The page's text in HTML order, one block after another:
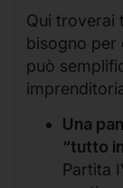
Qui troverai
bisogno per
può
Una
“tutto
Partita